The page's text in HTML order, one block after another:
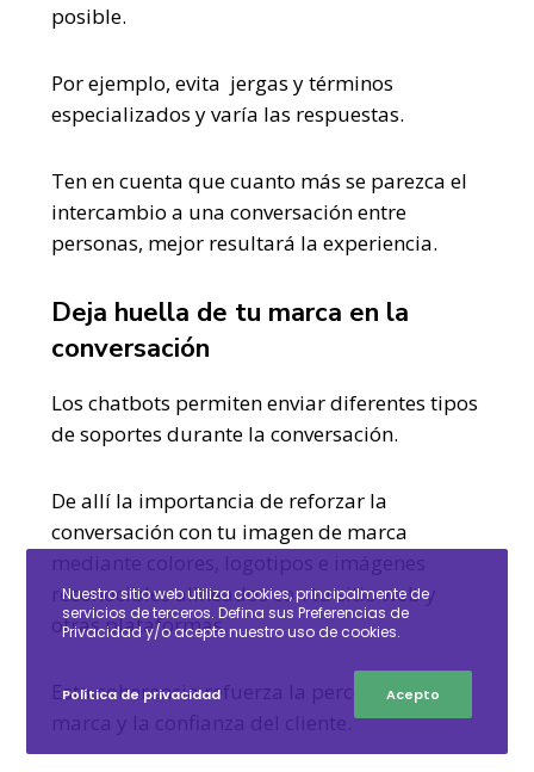
posible.
Por ejemplo, evita jergas y términos
especializados y varía las respuestas.
Ten en cuenta que cuanto más se parezca el
intercambio a una conversación entre
personas, mejor resultará la experiencia.
Deja huella de tu marca en la
conversación
Los chatbots permiten enviar diferentes tipos
de soportes durante la conversación.
De allí la importancia de reforzar la
conversación con tu imagen de marca
mediante colores, logotipos e imágenes
reconocibles alineados con tu sitio web y
otras plataformas.
Esta coherencia refuerza la percepción de la
marca y la confianza del cliente.
Nuestro sitio web utiliza cookies, principalmente de
servicios de terceros. Defina sus Preferencias de
Privacidad y/o acepte nuestro uso de cookies.
Política de privacidad Acepto